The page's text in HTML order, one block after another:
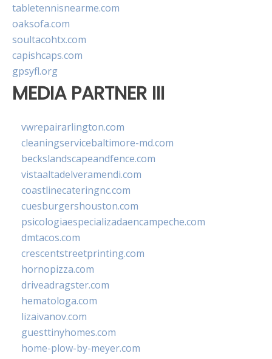
tabletennisnearme.com
oaksofa.com
soultacohtx.com
capishcaps.com
gpsyfl.org
MEDIA PARTNER III
vwrepairarlington.com
cleaningservicebaltimore-md.com
beckslandscapeandfence.com
vistaaltadelveramendi.com
coastlinecateringnc.com
cuesburgershouston.com
psicologiaespecializadaencampeche.com
dmtacos.com
crescentstreetprinting.com
hornopizza.com
driveadragster.com
hematologa.com
lizaivanov.com
guesttinyhomes.com
home-plow-by-meyer.com